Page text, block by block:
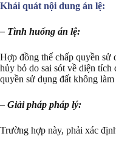
Khái quát nội dung án lệ:
– Tình huống án lệ:
Hợp đồng thế chấp quyền sử
hủy bỏ do sai sót về diện
quyền sử dụng đất không
– Giải pháp pháp lý:
Trường hợp này, phải xác